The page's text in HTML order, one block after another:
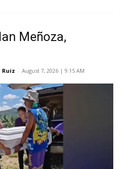
Meñoza,
Ruiz - August 7, 2026 | 9:15 AM